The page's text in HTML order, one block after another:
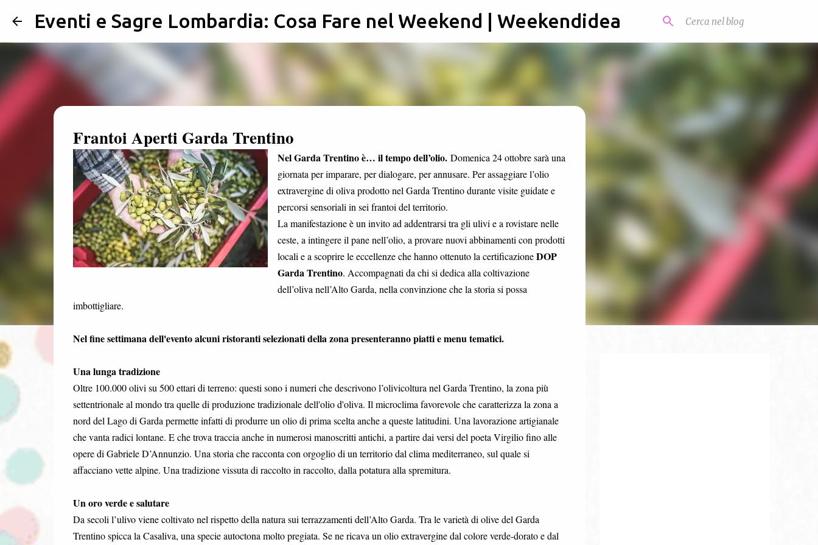
Passa ai contenuti principali
Eventi e Sagre Lombardia: Cosa Fare nel Weekend | Weekendidea
Frantoi Aperti Garda Trentino
Nel Garda Trentino è… il tempo dell’olio.Domenica 24 ottobre sarà una
giornata per imparare, per dialogare, per annusare. Per assaggiare l’olio
extravergine di oliva prodotto nel Garda Trentino durante visite guidate e
percorsi sensoriali in sei frantoi del territorio.
La manifestazione è un invito ad addentrarsi tra gli ulivi e a rovistare nelle
ceste, a intingere il pane nell’olio, a provare nuovi abbinamenti con prodotti
locali e a scoprire le eccellenze che hanno ottenuto la certificazioneDOP
Garda Trentino. Accompagnati da chi si dedica alla coltivazione
dell’oliva nell’Alto Garda, nella convinzione che la storia si possa
imbottigliare.
Nel fine settimana dell'evento alcuni ristoranti selezionati della zona presenteranno piatti e menu tematici.
Una lunga tradizione
Oltre 100.000 olivi su 500 ettari di terreno: questi sono i numeri che descrivono l’olivicoltura nel Garda Trentino, la zona più
settentrionale al mondo tra quelle di produzione tradizionale dell'olio d'oliva. Il microclima favorevole che caratterizza la zona a
nord del Lago di Garda permette infatti di produrre un olio di prima scelta anche a queste latitudini. Una lavorazione artigianale
che vanta radici lontane. E che trova traccia anche in numerosi manoscritti antichi, a partire dai versi del poeta Virgilio fino alle
opere di Gabriele D’Annunzio. Una storia che racconta con orgoglio di un territorio dal clima mediterraneo, sul quale si
affacciano vette alpine. Una tradizione vissuta di raccolto in raccolto, dalla potatura alla spremitura.
Un oro verde e salutare
Da secoli l’ulivo viene coltivato nel rispetto della natura sui terrazzamenti dell’Alto Garda. Tra le varietà di olive del Garda
Trentino spicca la Casaliva, una specie autoctona molto pregiata. Se ne ricava un olio extravergine dal colore verde-dorato e dal